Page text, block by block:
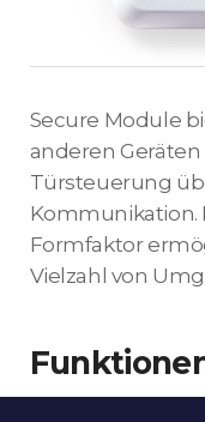
Secure Module
anderen
Türsteuerung
Kommunikation.
Formfaktor
Vielzahl von